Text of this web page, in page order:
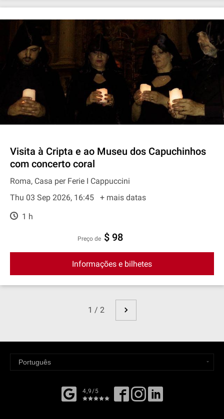
Visita à Cripta e ao Museu dos Capuchinhos
com concerto coral
Roma, Casa per Ferie I Cappuccini
Thu 03 Sep 2026, 16:45
+ mais datas
1 h
preço de $ 98
Informações e bilhetes
1 / 2
4,9/5